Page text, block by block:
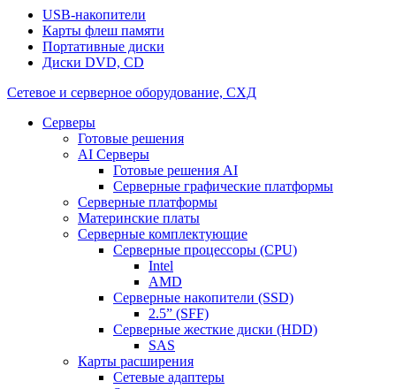
USB-накопители
Карты флеш памяти
Портативные диски
Диски DVD, CD
Сетевое и серверное оборудование, СХД
Cерверы
Готовые решения
AI Серверы
Готовые решения AI
Серверные графические платформы
Серверные платформы
Материнские платы
Серверные комплектующие
Серверные процессоры (CPU)
Intel
AMD
Серверные накопители (SSD)
2.5” (SFF)
Серверные жесткие диски (HDD)
SAS
Карты расширения
Сетевые адаптеры